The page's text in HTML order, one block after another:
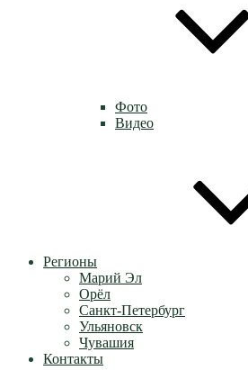
Фото
Видео
Регионы
Марий Эл
Орёл
Санкт-Петербург
Ульяновск
Чувашия
Контакты